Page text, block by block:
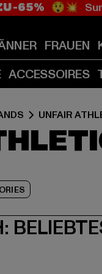
-65% 😲💥
FRAUEN
ACCESSOIRES
UNFAIR